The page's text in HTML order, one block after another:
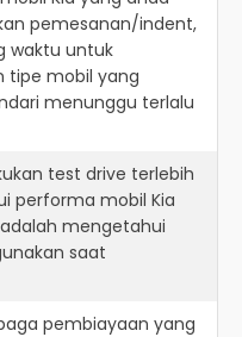
pemesanan/indent,
waktu untuk
tipe mobil yang
menunggu terlalu
test drive terlebih
performa mobil Kia
mengetahui
saat
pembiayaan yang